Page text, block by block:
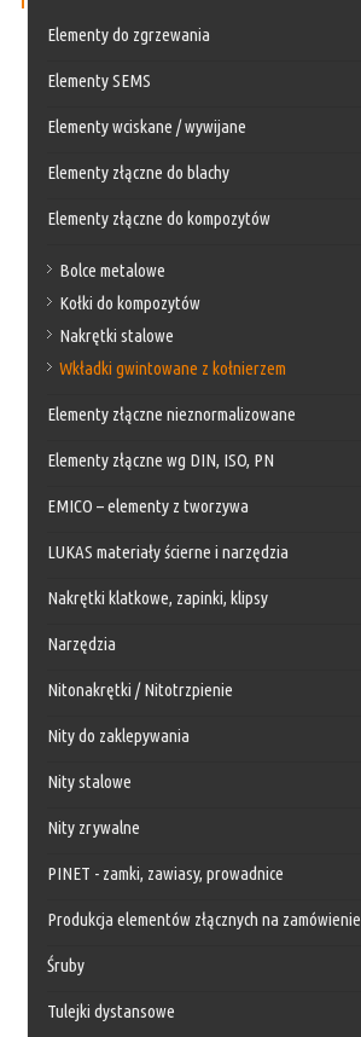
Elementy do zgrzewania
Elementy SEMS
Elementy wciskane / wywijane
Elementy złączne do blachy
Elementy złączne do kompozytów
Bolce metalowe
Kołki do kompozytów
Nakrętki stalowe
Wkładki gwintowane z kołnierzem
Elementy złączne nieznormalizowane
Elementy złączne wg DIN, ISO, PN
EMICO – elementy z tworzywa
LUKAS materiały ścierne i narzędzia
Nakrętki klatkowe, zapinki, klipsy
Narzędzia
Nitonakrętki / Nitotrzpienie
Nity do zaklepywania
Nity stalowe
Nity zrywalne
PINET - zamki, zawiasy, prowadnice
Produkcja elementów złącznych na zamówienie
Śruby
Tulejki dystansowe